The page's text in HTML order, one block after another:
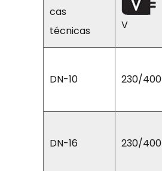
cas
técnicas
V
DN-10 230/400
DN-16 230/400